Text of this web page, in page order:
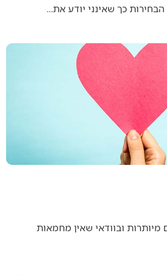
כך שאינני יודע את…
מיותרות ובוודאי שאין מחמאות